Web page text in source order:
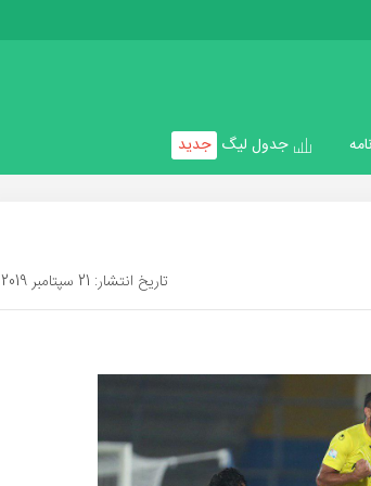
جدول لیگ جدید
تاریخ انتشار: 21 سپتامبر 2019